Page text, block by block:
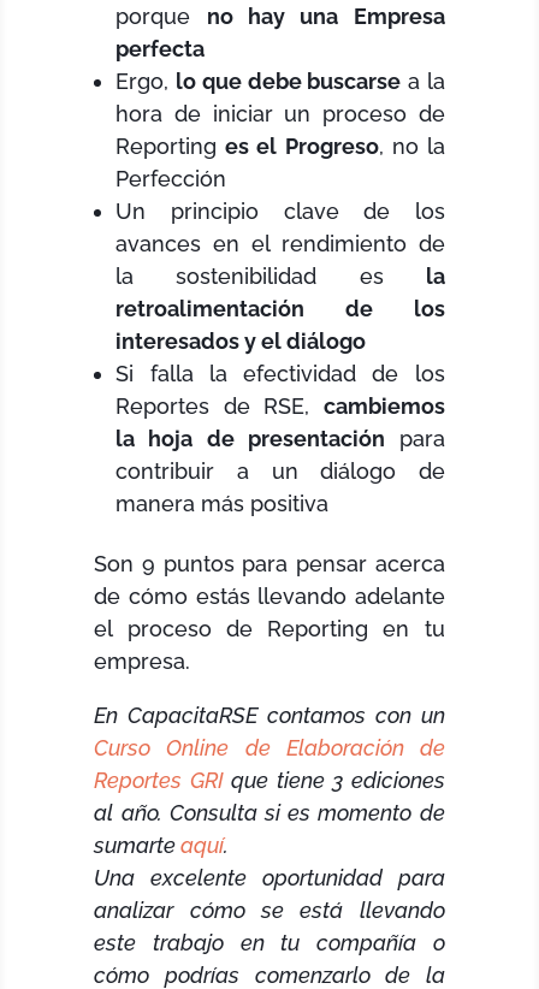
porque no hay una Empresa
perfecta
Ergo, lo que debe buscarse a la
hora de iniciar un proceso de
Reportinges el Progreso, no la
Perfección
Un principio clave de los
avances en el rendimiento de
la sostenibilidad es la
retroalimentación de los
interesados y el diálogo
Si falla la efectividad de los
Reportes de RSE, cambiemos
la hoja de presentación para
contribuir a un diálogo de
manera más positiva
Son 9 puntos para pensar acerca
de cómo estás llevando adelante
el proceso de Reporting en tu
empresa.
En CapacitaRSE contamos con un
Curso Online de Elaboración de
Reportes GRIque tiene 3 ediciones
al año. Consulta si es momento de
sumarteaquí.
Una excelente oportunidad para
analizar cómo se está llevando
este trabajo en tu compañía o
cómo podrías comenzarlo de la